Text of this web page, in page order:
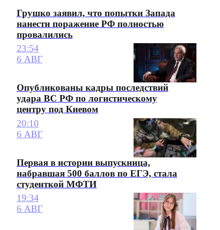
Грушко заявил, что попытки Запада
нанести поражение РФ полностью
провалились
23:54
6 АВГ
Опубликованы кадры последствий
удара ВС РФ по логистическому
центру под Киевом
20:10
6 АВГ
Первая в истории выпускница,
набравшая 500 баллов по ЕГЭ, стала
студенткой МФТИ
19:34
6 АВГ